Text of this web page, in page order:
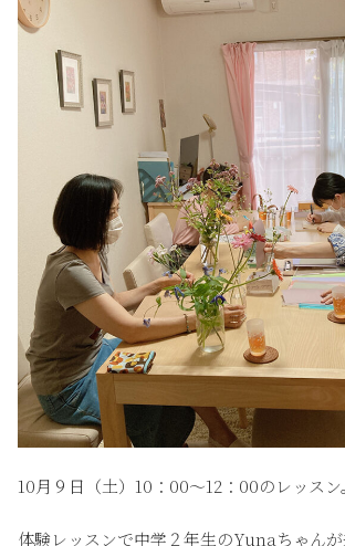
10月９日（土）10：00〜12：00のレッスン。
体験レッスンで中学２年生のYunaちゃんが